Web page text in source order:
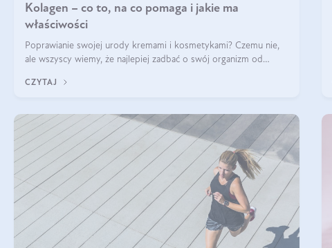
Kolagen – co to, na co pomaga i jakie ma
właściwości
Poprawianie swojej urody kremami i kosmetykami? Czemu nie,
ale wszyscy wiemy, że najlepiej zadbać o swój organizm od
zewnętrzny prezentował się zdrowo i atrakcyjnie. Stosowanie
CZYTAJ